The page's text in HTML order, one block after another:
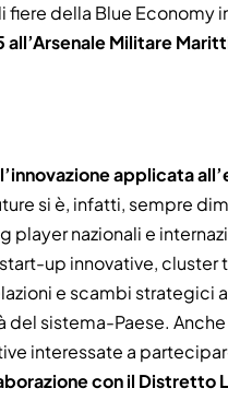
fiere della Blue Economy
Militare
applicata
si è, infatti, sempre
player nazionali e
up innovative, cluster
e scambi strategici
sistema-Paese.
interessate a
con il Distretto